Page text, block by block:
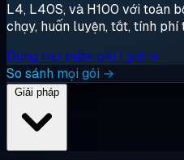
L4, L40S, và H100 với toàn
chạy, huấn luyện, tắt, tính phí
Dùng thử miễn phí 1 giờ →
So sánh mọi gói →